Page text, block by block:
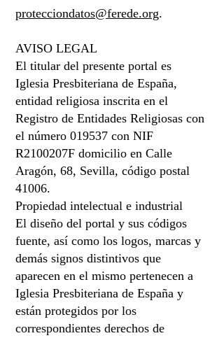
protecciondatos@ferede.org.
AVISO LEGAL
El titular del presente portal es
Iglesia Presbiteriana de España,
entidad religiosa inscrita en el
Registro de Entidades Religiosas con
el número 019537 con NIF
R2100207F domicilio en Calle
Aragón, 68, Sevilla, código postal
41006.
Propiedad intelectual e industrial
El diseño del portal y sus códigos
fuente, así como los logos, marcas y
demás signos distintivos que
aparecen en el mismo pertenecen a
Iglesia Presbiteriana de España y
están protegidos por los
correspondientes derechos de